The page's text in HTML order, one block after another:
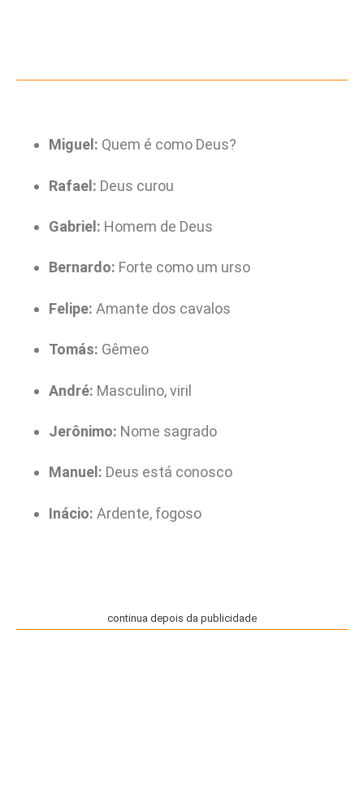
Miguel: Quem é como Deus?
Rafael: Deus curou
Gabriel: Homem de Deus
Bernardo: Forte como um urso
Felipe: Amante dos cavalos
Tomás: Gêmeo
André: Masculino, viril
Jerônimo: Nome sagrado
Manuel: Deus está conosco
Inácio: Ardente, fogoso
continua depois da publicidade